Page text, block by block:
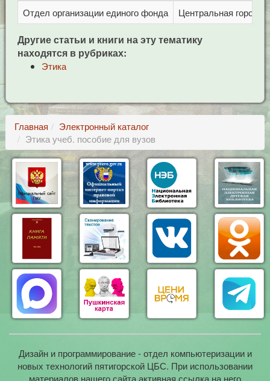
Отдел организации единого фонда Центральная
Другие статьи и книги на эту тематику
находятся в рубриках:
Этика
Главная
Электронный каталог
Этика учеб. пособие для вузов
Дизайн и программирование - отдел компьютеризации и
новых технологий пятигорской ЦБС. При использовании